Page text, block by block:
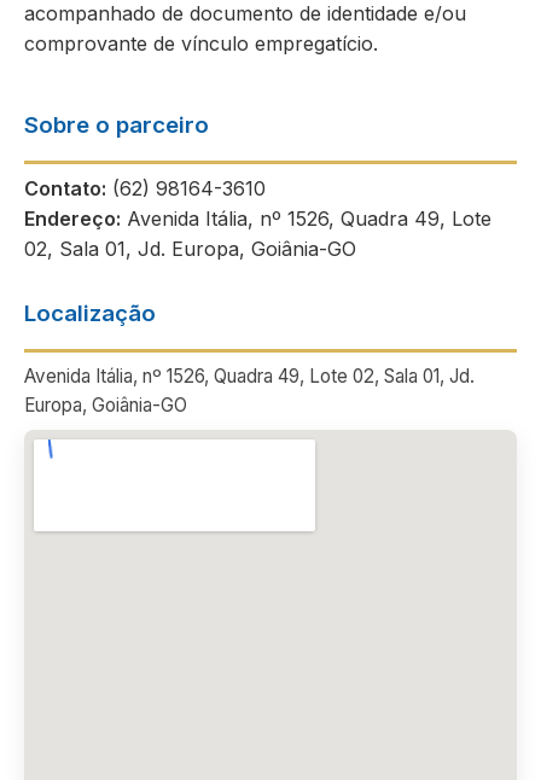
acompanhado de documento de identidade e/ou
comprovante de vínculo empregatício.
Sobre o parceiro
Contato: (62) 98164-3610
Endereço: Avenida Itália, nº 1526, Quadra 49, Lote
02, Sala 01, Jd. Europa, Goiânia-GO
Localização
Avenida Itália, nº 1526, Quadra 49, Lote 02, Sala 01, Jd.
Europa, Goiânia-GO